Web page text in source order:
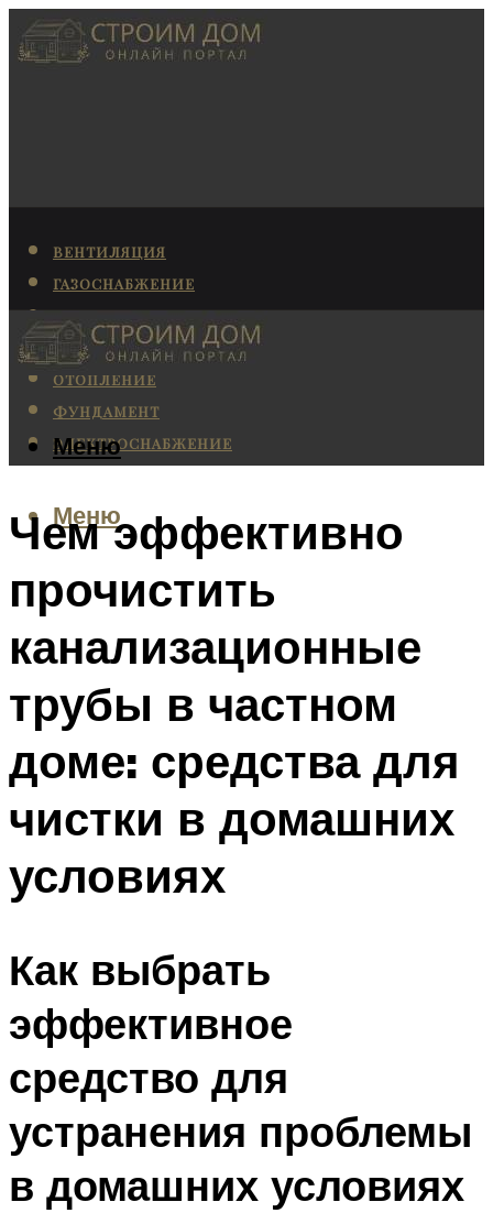
ВЕНТИЛЯЦИЯ
ГАЗОСНАБЖЕНИЕ
КАНАЛИЗАЦИЯ
КОНДИЦИОНИРОВАНИЕ
ОТОПЛЕНИЕ
ФУНДАМЕНТ
ЭЛЕКТРОСНАБЖЕНИЕ
Меню
Меню
Чем эффективно
прочистить
канализационные
трубы в частном
доме: средства для
чистки в домашних
условиях
Как выбрать
эффективное
средство для
устранения проблемы
в домашних условиях